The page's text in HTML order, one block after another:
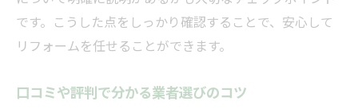
です。こうした点をしっかり確認することで、安心して
リフォームを任せることができます。
口コミや評判で分かる業者選びのコツ